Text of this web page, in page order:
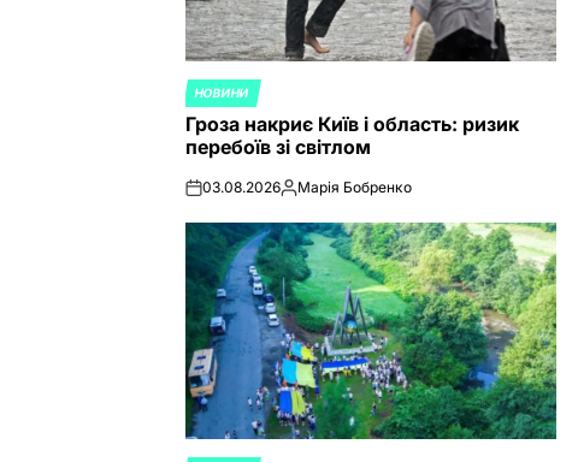
POSTED
IN
НОВИНИ
Гроза накриє Київ і область: ризик
перебоїв зі світлом
on03.08.2026Posted
Марія Бобренко